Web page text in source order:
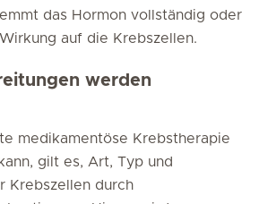
das Hormon vollständig oder
auf die Krebszellen.
werden
medikamentöse Krebstherapie
gilt es, Art, Typ und
Krebszellen durch